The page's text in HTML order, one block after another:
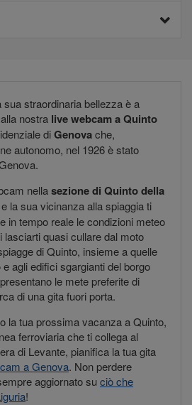
sua straordinaria bellezza è a
nostra live webcam a Quinto
diGenovache,
autonomo, nel 1926 è stato
nellasezione di Quinto della
e la sua vicinanza alla spiaggia ti
in tempo reale le condizioni meteo
lasciarti quasi cullare dal moto
di Quinto, insieme a quelle
agli edifici sgargianti del borgo
le mete preferite di
di una gita fuori porta.
la tua prossima vacanza a Quinto,
ferroviaria che ti collega al
di Levante, pianifica la tua gita
a Genova. Non perdere
aggiornato su ciò che
!